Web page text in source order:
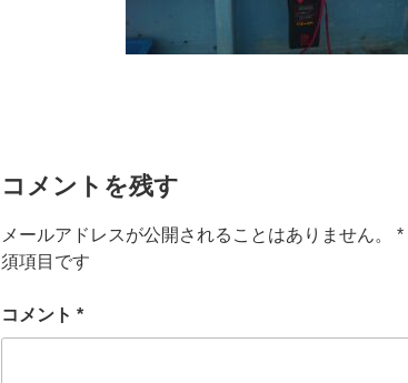
コメントを残す
メールアドレスが公開されることはありません。 *
須項目です
コメント *